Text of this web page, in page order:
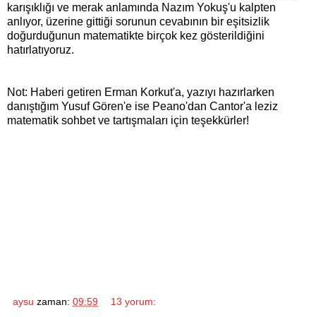
karışıklığı ve merak anlamında Nazım Yokuş'u kalpten
anlıyor, üzerine gittiği sorunun cevabının bir eşitsizlik
doğurduğunun matematikte birçok kez gösterildiğini
hatırlatıyoruz.
Not: Haberi getiren Erman Korkut'a, yazıyı hazırlarken
danıştığım Yusuf Gören'e ise Peano'dan Cantor'a leziz
matematik sohbet ve tartışmaları için teşekkürler!
aysu zaman: 09:59 13 yorum: